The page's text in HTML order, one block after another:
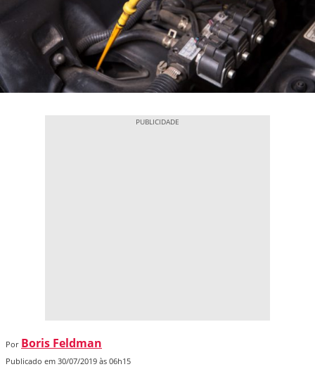
Por Boris Feldman
Publicado em 30/07/2019 às 06h15